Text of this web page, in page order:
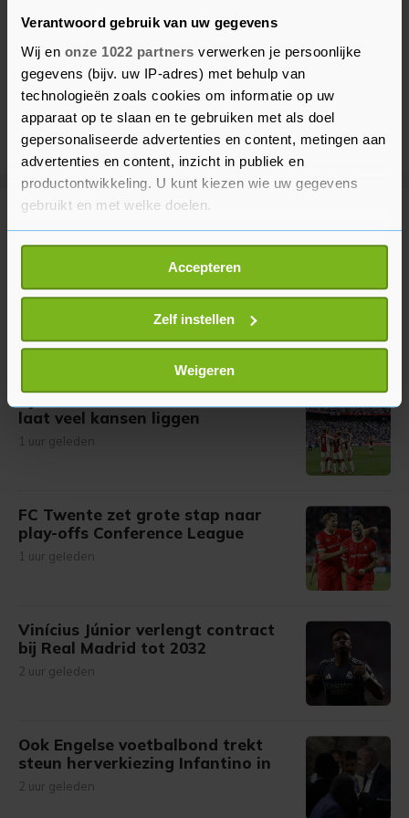
Verantwoord gebruik van uw gegevens
Wij en onze 1022 partners verwerken je persoonlijke
gegevens (bijv. uw IP-adres) met behulp van
technologieën zoals cookies om informatie op uw
apparaat op te slaan en te gebruiken met als doel
gepersonaliseerde advertenties en content, metingen aan
advertenties en content, inzicht in publiek en
productontwikkeling. U kunt kiezen wie uw gegevens
gebruikt en met welke doelen.
Als u het toestaat, willen we ook graag:
Informatie verzamelen over uw geografische
locatie, die tot een paar meter nauwkeurig kan zijn
Uw apparaat identificeren door het actief te
scannen op specifieke eigenschappen (fingerprinting)
Lees meer over hoe uw persoonlijke gegevens worden
verwerkt en stel uw voorkeuren in het
U kunt uw toestemming op elk moment wijzigen of
intrekken in de Cookieverklaring.
Met cookies werkt onze website beter en wordt jouw
onze cookiepagina kun je ons cookiebeleid bekijken en je
gemaakte keuze altijd wijzigen of intrekken.
Accepteren
Zelf instellen
Weigeren
Meer uit Voetbal
Afrikaanse voetbalbond blijft FIFA-
voorzitter Infantino steunen
Ajax verslaat Shelbourne, maar
laat veel kansen liggen
1 uur geleden
FC Twente zet grote stap naar
play-offs Conference League
1 uur geleden
Vinícius Júnior verlengt contract
bij Real Madrid tot 2032
2 uur geleden
Ook Engelse voetbalbond trekt
steun herverkiezing Infantino in
2 uur geleden